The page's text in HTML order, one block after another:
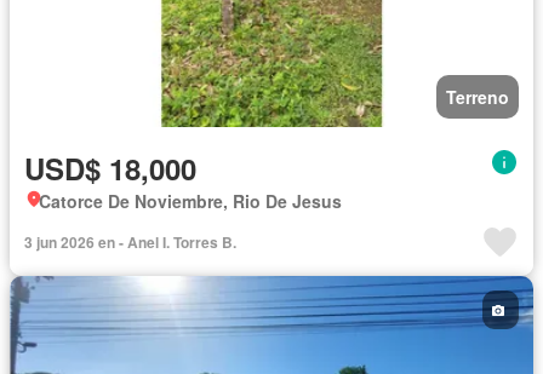
Terreno
USD$ 18,000
Catorce De Noviembre, Rio De Jesus
3 jun 2026 en - Anel I. Torres B.